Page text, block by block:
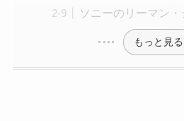
ソニーのリーマン
もっと見る